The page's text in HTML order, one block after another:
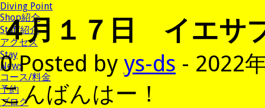
Diving Point
Shop紹介
Staff紹介
アクセス
Stay
News
コース/料金
予約
ブログ
４月１７日 イエサ
0 Posted by ys-ds - 2022
こんばんはー！